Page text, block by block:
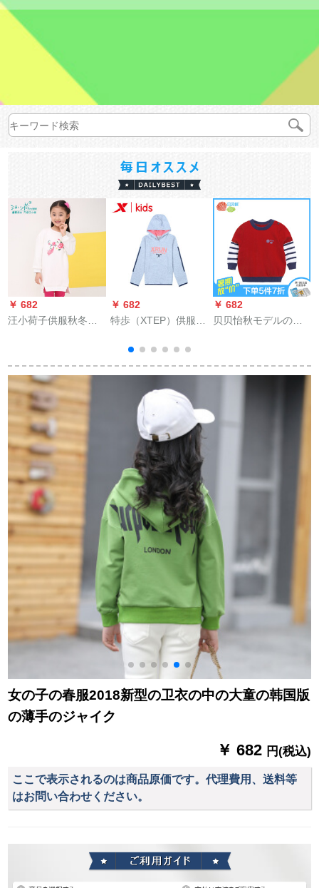
￥ 682
汪小荷子供服秋冬新
ト長袖Tシャツ白110
L
￥ 682
特歩（XTEP）供服の
子供供の長袖の着付
けのスポーツウェア
￥ 682
贝贝怡秋モデルの新
せ上着の春秋服163 S
253ナツメの赤い110
をオススメします）
女の子の春服2018新型の卫衣の中の大童の韩国版
の薄手のジャイク
￥ 682 円(税込)
ここで表示されるのは商品原価です。代理費用、送料等
はお問い合わせください。